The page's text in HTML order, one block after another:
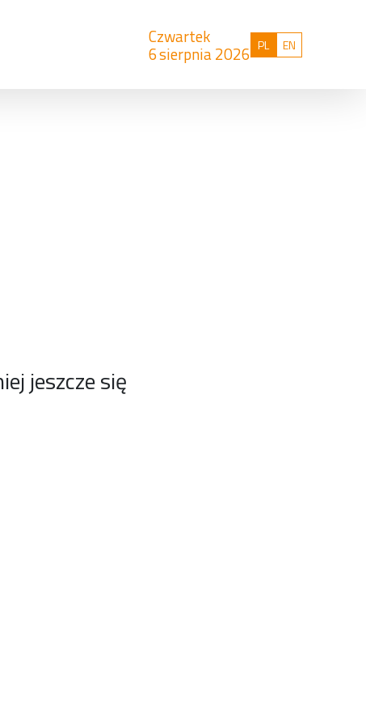
Czwartek
6sierpnia 2026 PL Polski
ENEnglish
jeszcze się